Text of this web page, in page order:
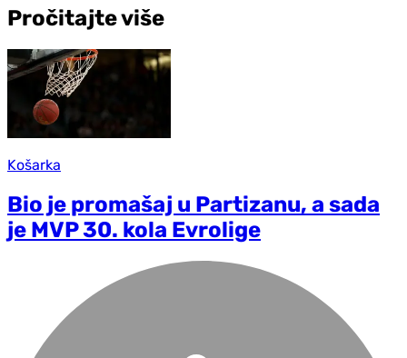
Pročitajte više
Košarka
Bio je promašaj u Partizanu, a sada
je MVP 30. kola Evrolige